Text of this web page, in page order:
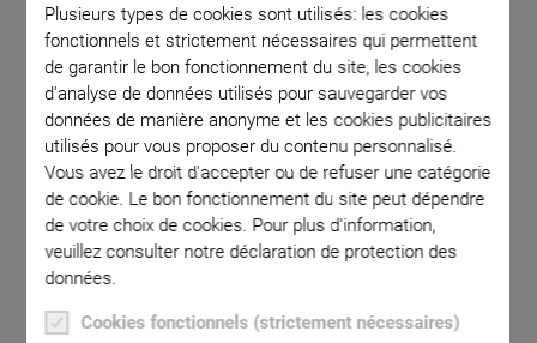
Plusieurs types de cookies sont utilisés: les cookies
fonctionnels et strictement nécessaires qui permettent
de garantir le bon fonctionnement du site, les cookies
d'analyse de données utilisés pour sauvegarder vos
données de manière anonyme et les cookies publicitaires
utilisés pour vous proposer du contenu personnalisé.
Vous avez le droit d'accepter ou de refuser une catégorie
de cookie. Le bon fonctionnement du site peut dépendre
de votre choix de cookies. Pour plus d'information,
veuillez consulter notre déclaration de protection des
données.
Cookies fonctionnels (strictement nécessaires)